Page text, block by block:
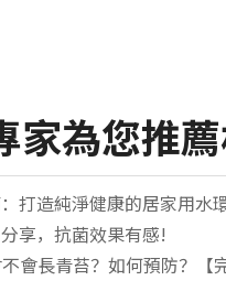
家為您推
打造純淨健康的居家用水
享，抗菌效果有感!
會長青苔？如何預防？【